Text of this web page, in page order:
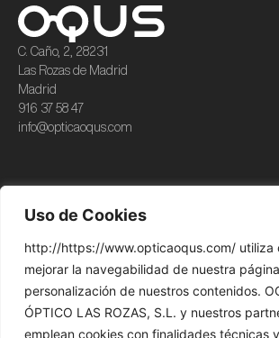
Uso de Cookies
http://https://www.opticaoqus.com/ utiliza
mejorar la navegabilidad de nuestra
personalización de nuestros contenidos.
ÓPTICO LAS ROZAS, S.L. y nuestros
emplean cookies con finalidades técnicas
C. Caño, 2, 28231
Las Rozas de Madrid
Madrid
916 37 58 47​
info@opticaoqus.com
Kuboraum
Moscot
Nina Mûr
Contactología
Visión Infantil